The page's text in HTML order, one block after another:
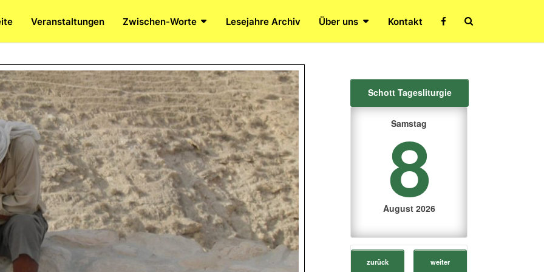
Veranstaltungen Zwischen-Worte Lesejahre Archiv Über uns Kontakt
Search
Schott Tagesliturgie
Samstag
8
August 2026
zurück weiter